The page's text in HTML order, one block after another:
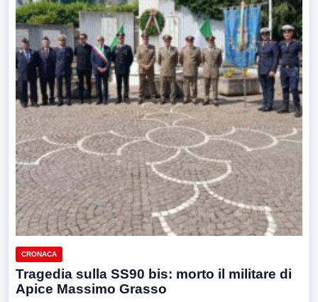
CRONACA
Tragedia sulla SS90 bis: morto il militare di
Apice Massimo Grasso